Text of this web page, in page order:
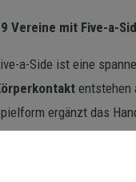
Vereine mit Five-a-
a-Side ist eine
entstehen
ergänzt das
Seit seiner Einführung